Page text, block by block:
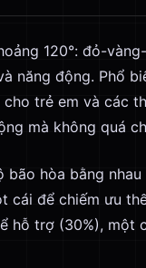
120°: đỏ-
năng động. Phổ
cho trẻ em và các
mà không quá
bão hòa bằng
cái để chiếm ưu
hỗ trợ (30%), một